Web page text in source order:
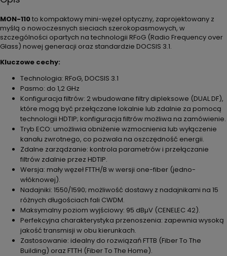
MON-110to kompaktowy mini-węzeł optyczny, zaprojektowany z
myślą o nowoczesnych sieciach szerokopasmowych, w
szczególności opartych na technologii RFoG (Radio Frequency over
Glass) nowej generacji oraz standardzie DOCSIS 3.1.
Kluczowe cechy:
Technologia: RFoG, DOCSIS 3.1
Pasmo: do 1,2 GHz
Konfiguracja filtrów: 2 wbudowane filtry dipleksowe (DUAL DF),
które mogą być przełączane lokalnie lub zdalnie za pomocą
technologii HDTIP; konfiguracja filtrów możliwa na zamówienie.
Tryb ECO: umożliwia obniżenie wzmocnienia lub wyłączenie
kanału zwrotnego, co pozwala na oszczędność energii.
Zdalne zarządzanie: kontrola parametrów i przełączanie
filtrów zdalnie przez HDTIP.
Wersja: mały węzeł FTTH/B w wersji one-fiber (jedno-
włóknowej).
Nadajniki: 1550/1590; możliwość dostawy z nadajnikami na 15
różnych długościach fali CWDM.
Maksymalny poziom wyjściowy: 95 dBµV (CENELEC 42).
Perfekcyjna charakterystyka przenoszenia: zapewnia wysoką
jakość transmisji w obu kierunkach.
Zastosowanie: idealny do rozwiązań FTTB (Fiber To The
Building) oraz FTTH (Fiber To The Home).